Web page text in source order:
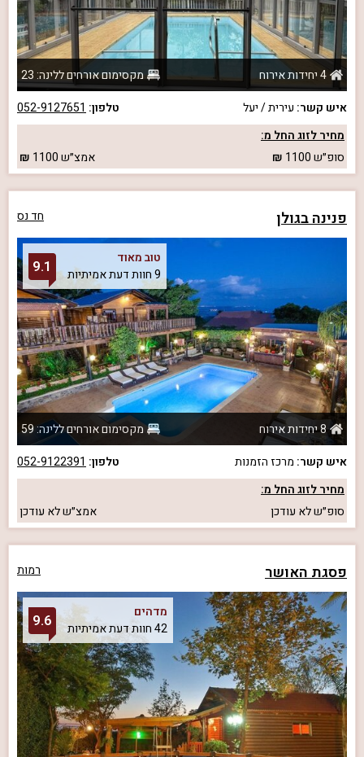
4 יחידות אירוח
מקסימום אורחים ללינה: 23
איש קשר: עירית / יעל טלפון: 052-9127651
מחיר לזוג החל מ:
סופ״ש1100 אמצ״ש1100
פנינה בגולן חד נס
טוב מאוד
9 חוות דעת אמיתיות
9.1
8 יחידות אירוח
מקסימום אורחים ללינה: 59
איש קשר: מרכז הזמנות טלפון: 052-9122391
מחיר לזוג החל מ:
סופ״שלא עודכן אמצ״שלא עודכן
פסגת האושר רמות
מדהים
42 חוות דעת אמיתיות
9.6